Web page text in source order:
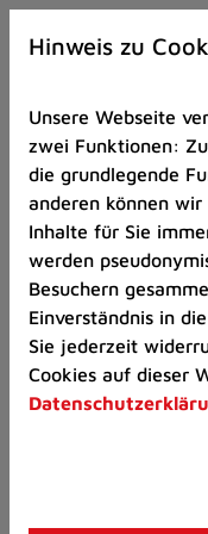
Zur
Startseite
Zum
Seitenanfang
springen
(Schnelltaste
A)
Zur
Navigation/Menü
springen
(Schnelltaste
M)
Zur
8)
Kinder
Hinweis zu
Unsere Webseite
zwei Funktionen:
die grundlegende
anderen können
Inhalte für Sie
werden
Besuchern
Einverständnis in
Sie jederzeit
Cookies auf dieser